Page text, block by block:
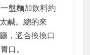
盤麵加飲料約
鹹。總的來
，適合換換口
口。